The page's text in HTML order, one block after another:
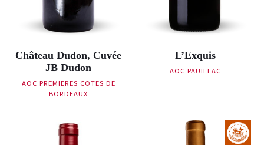
Château Dudon, Cuvée
JB Dudon
AOC PREMIERES COTES DE
BORDEAUX
L’Exquis
AOC PAUILLAC